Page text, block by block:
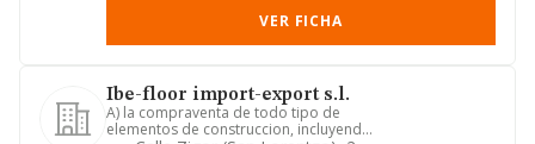
VER FICHA
Ibe-floor import-export s.l.
A) la compraventa de todo tipo de
elementos de construccion, incluyendo